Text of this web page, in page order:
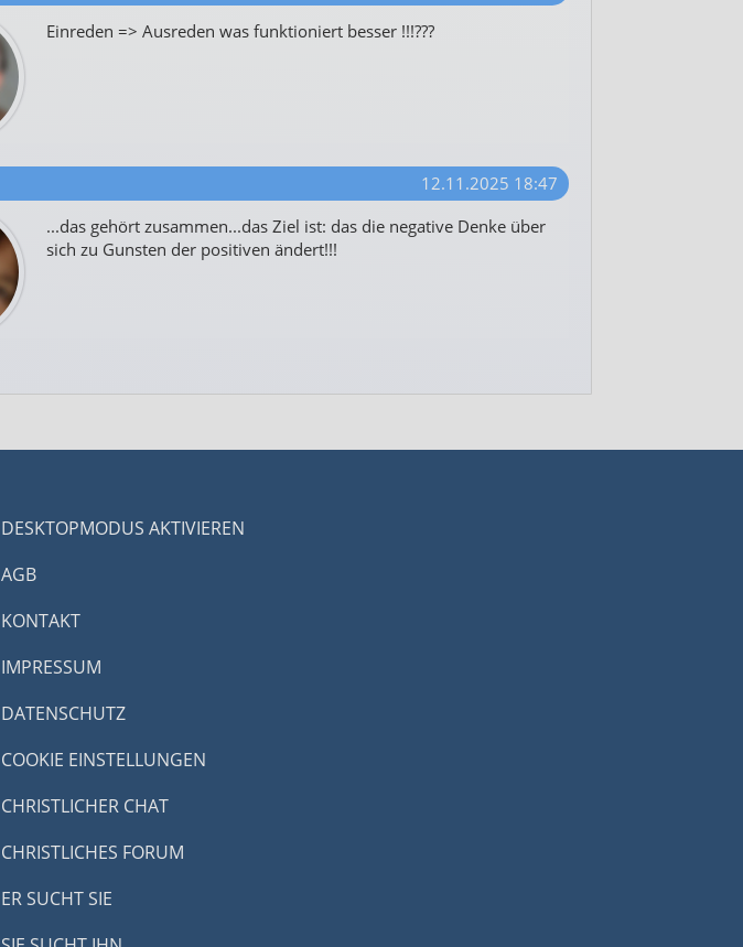
Einreden => Ausreden was funktioniert besser !!!???
12.11.2025 18:47
...das gehört zusammen...das Ziel ist: das die negative Denke über
sich zu Gunsten der positiven ändert!!!
DESKTOPMODUS AKTIVIEREN
AGB
KONTAKT
IMPRESSUM
DATENSCHUTZ
COOKIE EINSTELLUNGEN
CHRISTLICHER CHAT
CHRISTLICHES FORUM
ER SUCHT SIE